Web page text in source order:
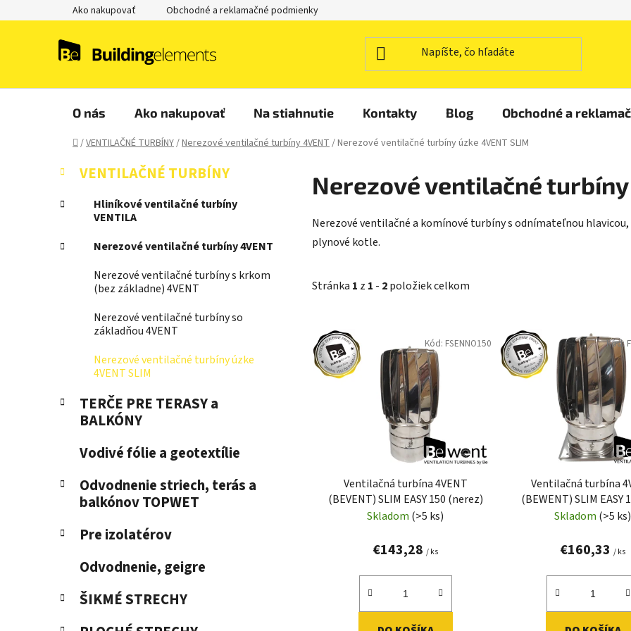
na
Ako nakupovať Obchodné a reklamačné podmienky
O nás Ako nakupovať Na stiahnutie Kontakty Blog Obchodné a
Domov
/VENTILAČNÉ TURBÍNY/Nerezové ventilačné turbíny 4VENT/Nerezové ventilačné turbíny úzke 4VENT SLIM
B
č
ý
Preskočiť
kategórie
K
a
e
ó
VENTILAČNÉ TURBÍNY
Hliníkové ventilačné turbíny
VENTILA
Nerezové ventilačné turbíny 4VENT
Nerezové ventilačné turbíny s krkom
(bez základne) 4VENT
Nerezové ventilačné turbíny so
základňou 4VENT
Nerezové ventilačné turbíny úzke
4VENT SLIM
TERČE PRE TERASY a
BALKÓNY
Vodivé fólie a geotextílie
Odvodnenie striech, terás a
balkónov TOPWET
Pre izolatérov
Odvodnenie, geigre
ŠIKMÉ STRECHY
Nerezové ventilačné turbíny
Nerezové ventilačné a komínové turbíny s odnímateľnou
plynové kotle.
Stránka 1 z 1 - 2položiek celkom
ý
p
Ventilačná turbína 4VENT
(BEVENT) SLIM EASY 150 (nerez)
Skladom (>5 ks)
€143,28 / ks
Kód: FSENNO150
Ventilačná turbína
(BEWENT) SLIM EASY
základňou (nerez)
Skladom (>5 ks)
€160,33 / ks
Kód: